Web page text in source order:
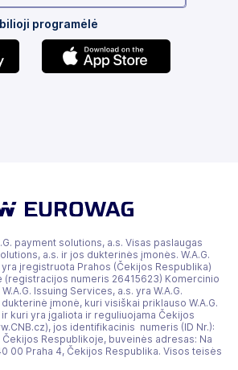
programėlė
payment solutions, a.s. Visas paslaugas
a.s. ir jos dukterinės įmonės. W.A.G.
įregistruota Prahos (Čekijos Respublika)
(registracijos numeris 26415623) Komercinio
Issuing Services, a.s. yra W.A.G.
įmonė, kuri visiškai priklauso W.A.G.
kuri yra įgaliota ir reguliuojama Čekijos
jos identifikacinis numeris (ID Nr.):
Respublikoje, buveinės adresas: Na
00 Praha 4, Čekijos Respublika. Visos teisės